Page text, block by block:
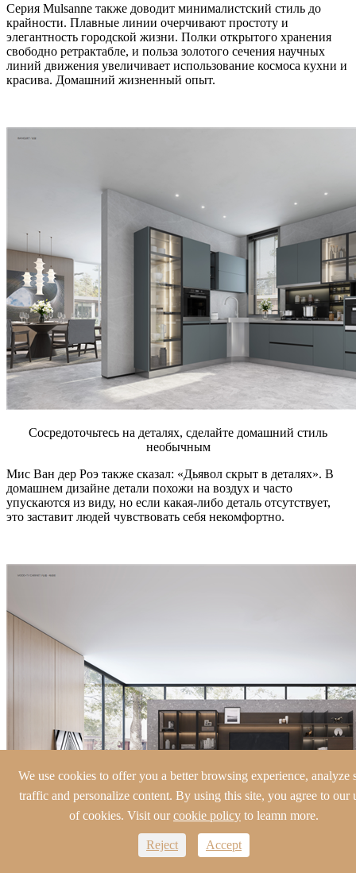
Серия Mulsanne также доводит минималистский стиль до
крайности. Плавные линии очерчивают простоту и
элегантность городской жизни. Полки открытого хранения
свободно ретрактабле, и польза золотого сечения научных
линий движения увеличивает использование космоса кухни и
красива. Домашний жизненный опыт.
Сосредоточьтесь на деталях, сделайте домашний стиль
необычным
Мис Ван дер Роэ также сказал: «Дьявол скрыт в деталях». В
домашнем дизайне детали похожи на воздух и часто
упускаются из виду, но если какая-либо деталь отсутствует,
это заставит людей чувствовать себя некомфортно.
We use cookies to offer you a better browsing experience, analyze
traffic and personalize content. By using this site, you agree to our
of cookies. Visit ourcookie policy to leamn more.
Reject Accept